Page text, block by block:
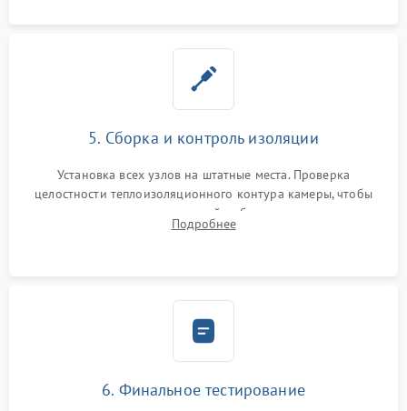
5. Сборка и контроль изоляции
Установка всех узлов на штатные места. Проверка
целостности теплоизоляционного контура камеры, чтобы
исключить перегрев кухонной мебели и потерю тепла.
Надежная фиксация клемм и сборка корпуса шкафа.
Подробнее
6. Финальное тестирование